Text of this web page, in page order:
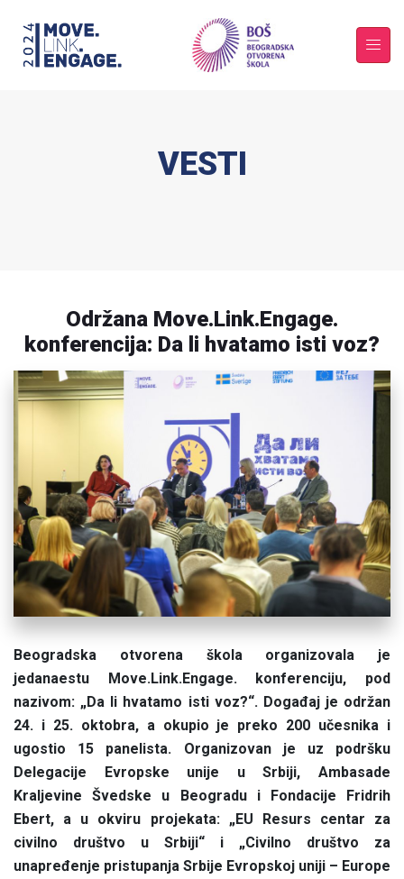
VESTI
Održana Move.Link.Engage.
konferencija: Da li hvatamo isti voz?
Beogradska otvorena škola organizovala je
jedanaestu Move.Link.Engage. konferenciju, pod
nazivom: „Da li hvatamo isti voz?“. Događaj je održan
24. i 25. oktobra, a okupio je preko 200 učesnika i
ugostio 15 panelista. Organizovan je uz podršku
Delegacije Evropske unije u Srbiji, Ambasade
Kraljevine Švedske u Beogradu i Fondacije Fridrih
Ebert, a u okviru projekata: „EU Resurs centar za
civilno društvo u Srbiji“ i „Civilno društvo za
unapređenje pristupanja Srbije Evropskoj uniji – Europe